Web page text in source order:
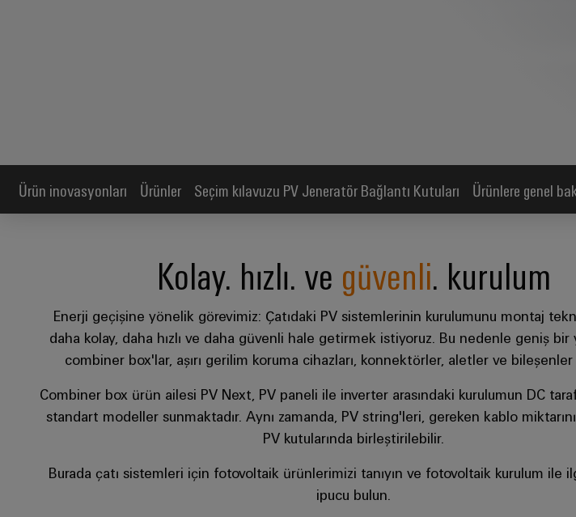
Ürün inovasyonları Ürünler Seçim kılavuzu PV Jeneratör Bağlantı Kutuları Ürünlere genel
Kolay. hızlı. ve güvenli. kurulum
Enerji geçişine yönelik görevimiz: Çatıdaki PV sistemlerinin kurulumunu montaj
daha kolay, daha hızlı ve daha güvenli hale getirmek istiyoruz. Bu nedenle geniş bir
combiner box'lar, aşırı gerilim koruma cihazları, konnektörler, aletler ve bileşenler
Combiner box ürün ailesi PV Next, PV paneli ile inverter arasındaki kurulumun DC
standart modeller sunmaktadır. Aynı zamanda, PV string'leri, gereken kablo
PV kutularında birleştirilebilir.
Burada çatı sistemleri için fotovoltaik ürünlerimizi tanıyın ve fotovoltaik kurulum ile
ipucu bulun.